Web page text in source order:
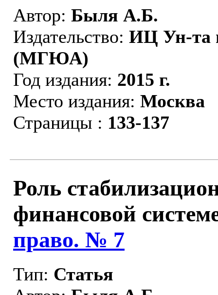
Автор: Быля А.Б.
Издательство: ИЦ Ун-та
(МГЮА)
Год издания: 2015 г.
Место издания: Москва
Страницы : 133-137
Роль
финансовой
право. № 7
Тип: Статья